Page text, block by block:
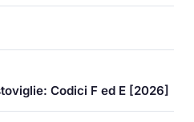
Codici F ed E [2026]